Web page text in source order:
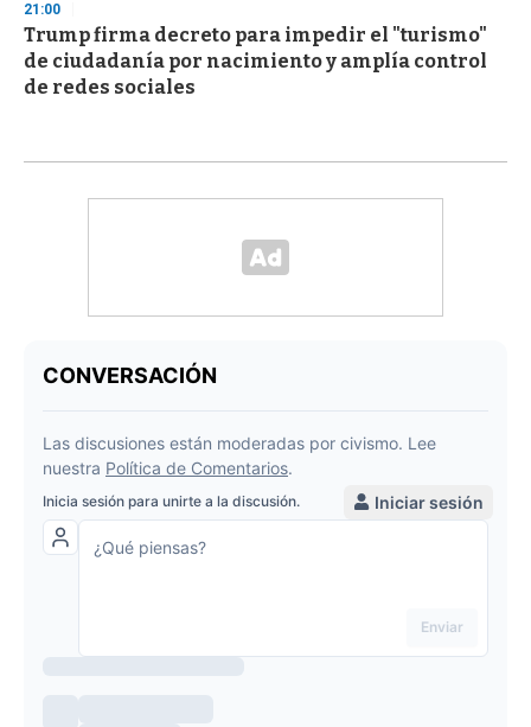
21:00
Trump firma decreto para impedir el "turismo"
de ciudadanía por nacimiento y amplía control
de redes sociales